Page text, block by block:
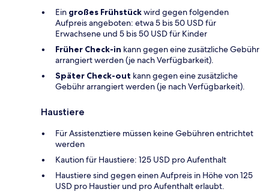
Ein großes Frühstückwird gegen folgenden
Aufpreis angeboten: etwa 5 bis 50 USD für
Erwachsene und 5 bis 50 USD für Kinder
Früher Check-in kann gegen eine zusätzliche Gebühr
arrangiert werden (je nach Verfügbarkeit).
Später Check-out kann gegen eine zusätzliche
Gebühr arrangiert werden (je nach Verfügbarkeit).
Haustiere
Für Assistenztiere müssen keine Gebühren entrichtet
werden
Kaution für Haustiere: 125 USD pro Aufenthalt
Haustiere sind gegen einen Aufpreis in Höhe von 125
USD pro Haustier und pro Aufenthalt erlaubt.